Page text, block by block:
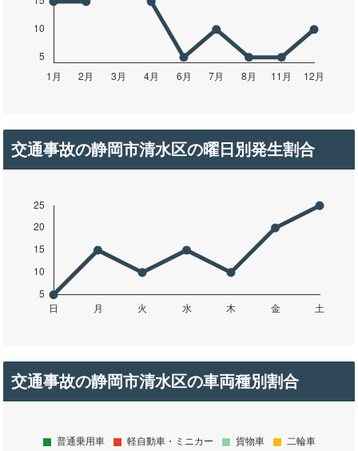
交通事故の静岡市清水区の曜日別発生割合
交通事故の静岡市清水区の車両種別割合